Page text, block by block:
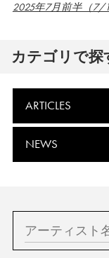
2025年7月前半（7/
カテゴリで探
ARTICLES
NEWS